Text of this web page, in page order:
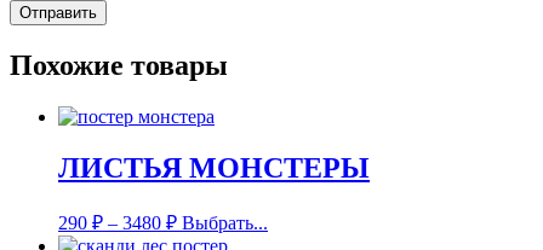
Похожие товары
ЛИСТЬЯ МОНСТЕРЫ
290 ₽ – 3480 ₽ Выбрать...